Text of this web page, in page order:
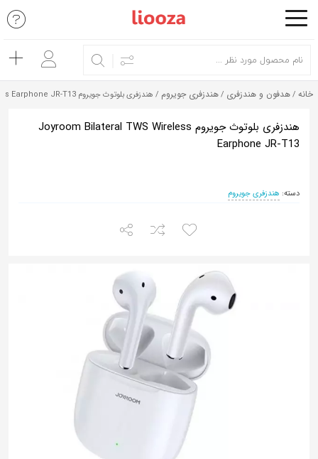
اشتراک
با
از
روش‌های
خانه /هدفون و هندزفری /هندزفری جویروم / هندزفری بلوتوث جویروم Joyroom Bilateral TWS Wireless Earphone JR-T13
هندزفری بلوتوث جویروم Joyroom Bilateral TWS Wireless
Earphone JR-T13
دسته: هندزفری جویروم